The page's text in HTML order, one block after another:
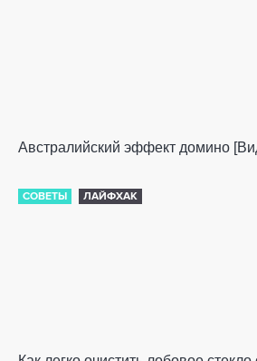
Австралийский эффект домино
СОВЕТЫ ЛАЙФХАК